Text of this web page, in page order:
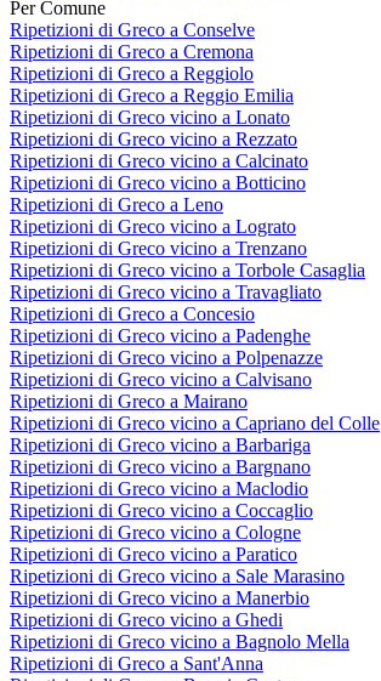
Per Comune
Ripetizioni di Greco a Conselve
Ripetizioni di Greco a Cremona
Ripetizioni di Greco a Reggiolo
Ripetizioni di Greco a Reggio Emilia
Ripetizioni di Greco vicino a Lonato
Ripetizioni di Greco vicino a Rezzato
Ripetizioni di Greco vicino a Calcinato
Ripetizioni di Greco vicino a Botticino
Ripetizioni di Greco a Leno
Ripetizioni di Greco vicino a Lograto
Ripetizioni di Greco vicino a Trenzano
Ripetizioni di Greco vicino a Torbole Casaglia
Ripetizioni di Greco vicino a Travagliato
Ripetizioni di Greco a Concesio
Ripetizioni di Greco vicino a Padenghe
Ripetizioni di Greco vicino a Polpenazze
Ripetizioni di Greco vicino a Calvisano
Ripetizioni di Greco a Mairano
Ripetizioni di Greco vicino a Capriano del Colle
Ripetizioni di Greco vicino a Barbariga
Ripetizioni di Greco vicino a Bargnano
Ripetizioni di Greco vicino a Maclodio
Ripetizioni di Greco vicino a Coccaglio
Ripetizioni di Greco vicino a Cologne
Ripetizioni di Greco vicino a Paratico
Ripetizioni di Greco vicino a Sale Marasino
Ripetizioni di Greco vicino a Manerbio
Ripetizioni di Greco vicino a Ghedi
Ripetizioni di Greco vicino a Bagnolo Mella
Ripetizioni di Greco a Sant'Anna